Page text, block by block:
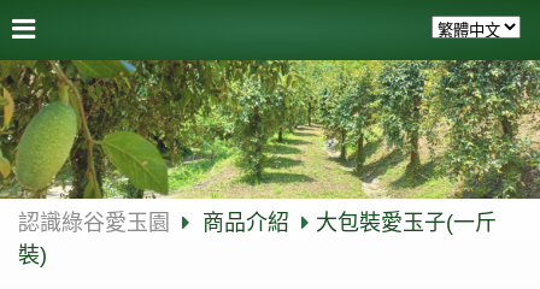
認識綠谷愛玉園 商品介紹
大包裝愛玉子(一斤
裝)